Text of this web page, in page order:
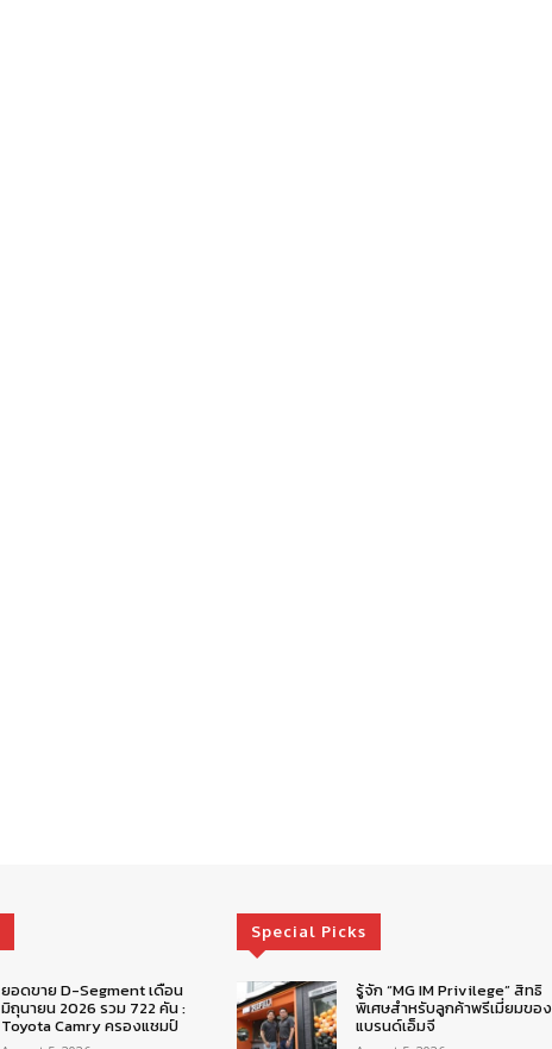
ยอดขาย D-Segment เดือน
มิถุนายน 2026 รวม 722 คัน :
Toyota Camry ครองแชมป์
Special Picks
รู้จัก “MG IM Privilege” สิทธิ
พิเศษสำหรับลูกค้าพรีเมี่ยมของ
แบรนด์เอ็มจี